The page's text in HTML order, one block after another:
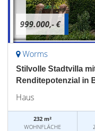
999.000,- €
Worms
Stilvolle Stadtvilla
Renditepotenzial in
Haus
232 m²
WOHNFLÄCHE